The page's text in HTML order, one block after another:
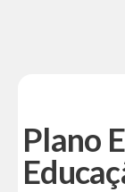
Plano